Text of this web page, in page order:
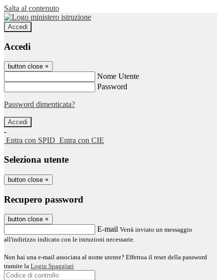
Salta al contenuto
Accedi
Accedi
button close ×
Nome Utente
Password
Password dimenticata?
-
Entra con SPID Entra con CIE
Seleziona utente
button close ×
Recupero password
button close ×
E-mail Verrà inviato un messaggio
all'indirizzo indicato con le istruzioni necessarie.
Non hai una e-mail associata al nome utente? Effettua il reset della password
tramite la Login Spaggiari